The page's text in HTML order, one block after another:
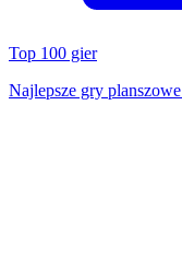
Top 100 gier
Najlepsze gry